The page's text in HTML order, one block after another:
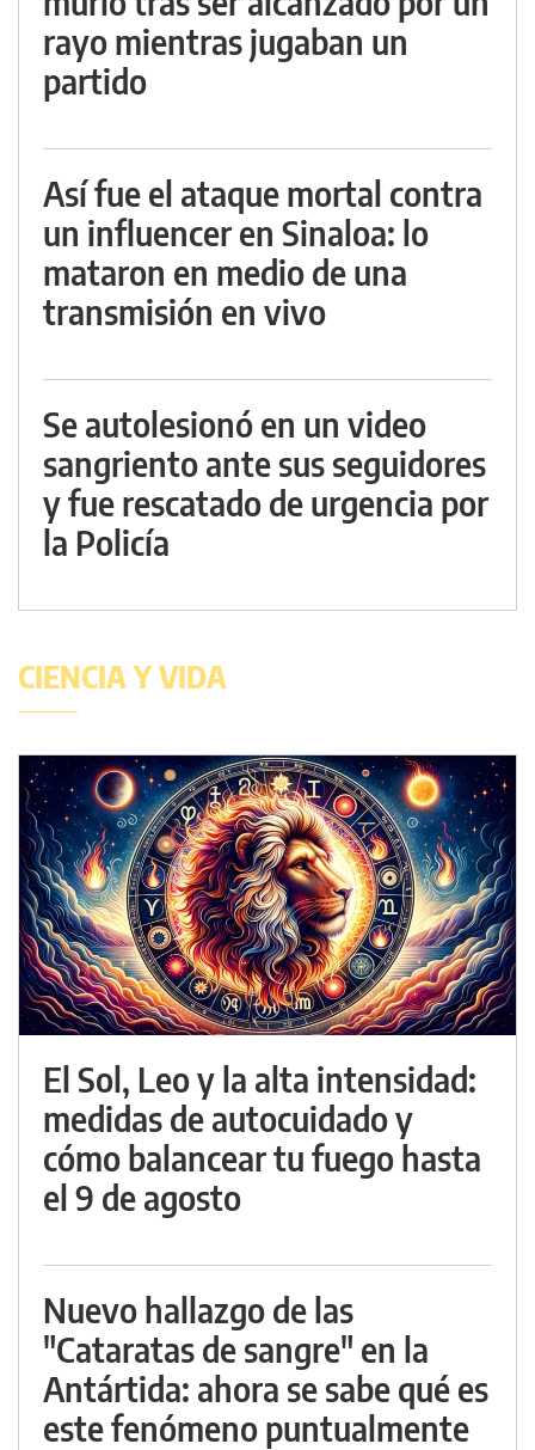
rayo mientras jugaban un
partido
Así fue el ataque mortal contra
un influencer en Sinaloa: lo
mataron en medio de una
transmisión en vivo
Se autolesionó en un video
sangriento ante sus seguidores
y fue rescatado de urgencia por
la Policía
CIENCIA Y VIDA
El Sol, Leo y la alta intensidad:
medidas de autocuidado y
cómo balancear tu fuego hasta
el 9 de agosto
Nuevo hallazgo de las
"Cataratas de sangre" en la
Antártida: ahora se sabe qué es
este fenómeno puntualmente